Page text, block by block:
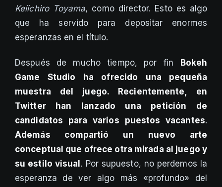
Keiichiro Toyama, como director. Esto es algo
que ha servido para depositar enormes
esperanzas en el título.
Después de mucho tiempo, por fin
Bokeh
Game Studio ha ofrecido una pequeña
muestra del juego. Recientemente, en
Twitter han lanzado una petición de
candidatos para varios puestos vacantes.
Además compartió un nuevo arte
conceptual que ofrece otra mirada al juego y
su estilo visual . Por supuesto, no perdemos la
esperanza de ver algo más «profundo» del